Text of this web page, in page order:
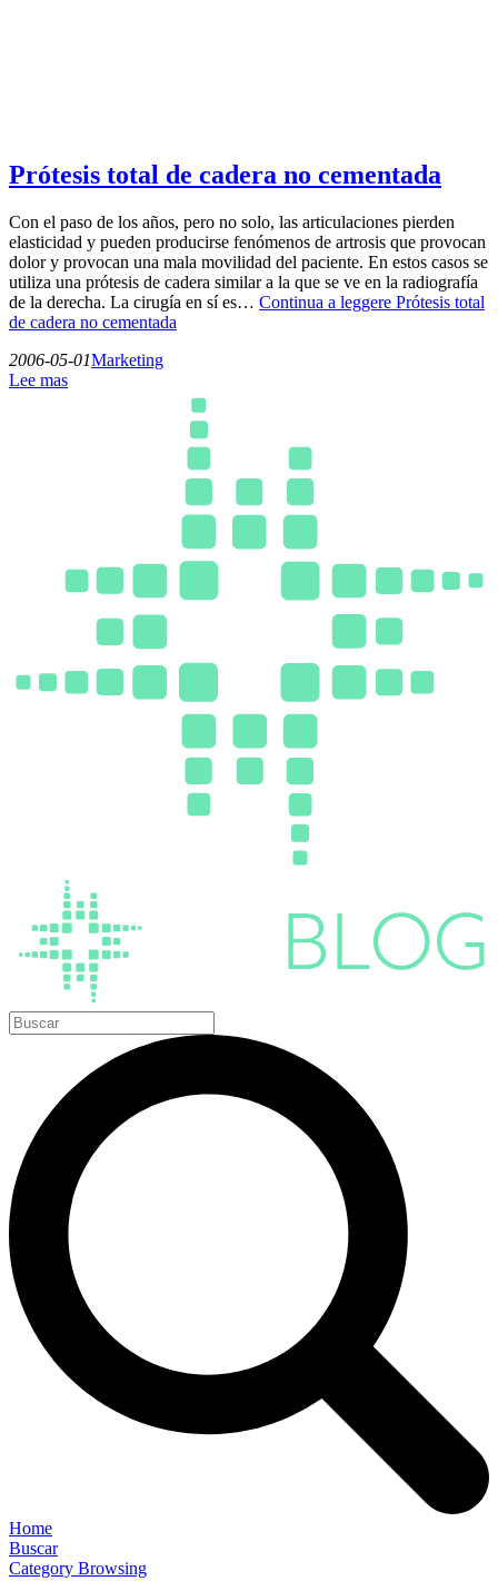
Prótesis total de cadera no cementada
Con el paso de los años, pero no solo, las articulaciones pierden
elasticidad y pueden producirse fenómenos de artrosis que provocan
dolor y provocan una mala movilidad del paciente. En estos casos se
utiliza una prótesis de cadera similar a la que se ve en la radiografía
de la derecha. La cirugía en sí es… Continua a leggere Prótesis total
de cadera no cementada
2006-05-01Marketing
Lee mas
Home
Buscar
Category Browsing